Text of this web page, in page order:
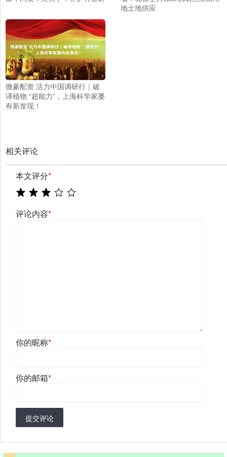
地土地供应
微豪配资 活力中国调研行｜破
译植物 “超能力”，上海科学家屡
有新发现！
相关评论
本文评分*
评论内容*
你的昵称*
你的邮箱*
提交评论